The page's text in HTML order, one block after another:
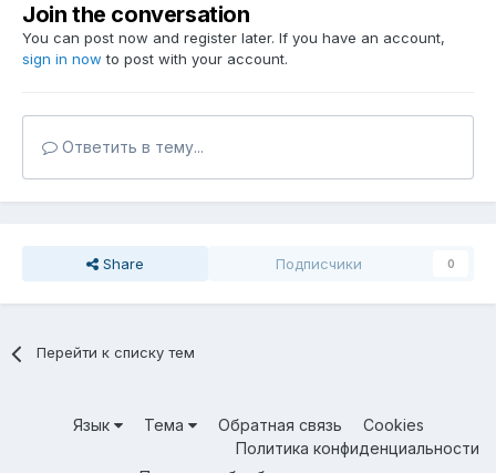
Join the conversation
You can post now and register later. If you have an account,
sign in now to post with your account.
Ответить в тему...
Share Подписчики 0
Перейти к списку тем
Язык Тема Обратная связь
Cookies
Политика конфиденциальности